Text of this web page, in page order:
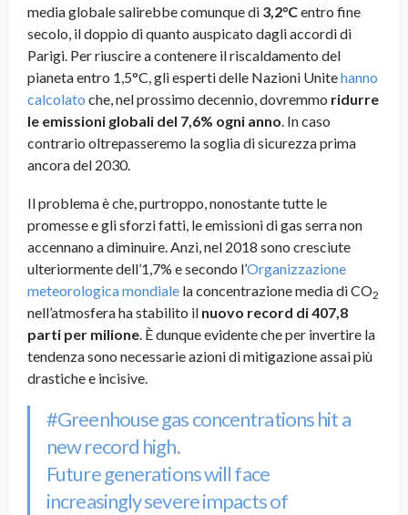
media globale salirebbe comunque di 3,2°Centro fine
secolo, il doppio di quanto auspicato dagli accordi di
Parigi. Per riuscire a contenere il riscaldamento del
pianeta entro 1,5°C, gli esperti delle Nazioni Unitehanno
calcolato che, nel prossimo decennio, dovremmo ridurre
le emissioni globali del 7,6% ogni anno. In caso
contrario oltrepasseremo la soglia di sicurezza prima
ancora del 2030.
Il problema è che, purtroppo, nonostante tutte le
promesse e gli sforzi fatti, le emissioni di gas serra non
accennano a diminuire. Anzi, nel 2018 sono cresciute
ulteriormente dell’1,7% e secondo l’Organizzazione
meteorologica mondiale la concentrazione media di CO2
nell’atmosfera ha stabilito il nuovo record di 407,8
parti per milione. È dunque evidente che per invertire la
tendenza sono necessarie azioni di mitigazione assai più
drastiche e incisive.
#Greenhousegas concentrations hit a
new record high.
Future generations will face
increasingly severe impacts of